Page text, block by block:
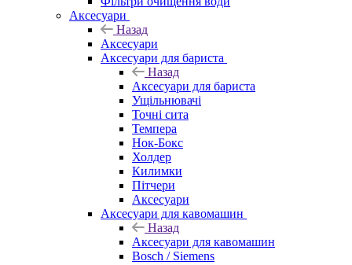
Аксесуари
Назад
Аксесуари
Аксесуари для бариста
Назад
Аксесуари для бариста
Ущільнювачі
Точні сита
Темпера
Нок-Бокс
Холдер
Килимки
Пітчери
Аксесуари
Аксесуари для кавомашин
Назад
Аксесуари для кавомашин
Bosch / Siemens